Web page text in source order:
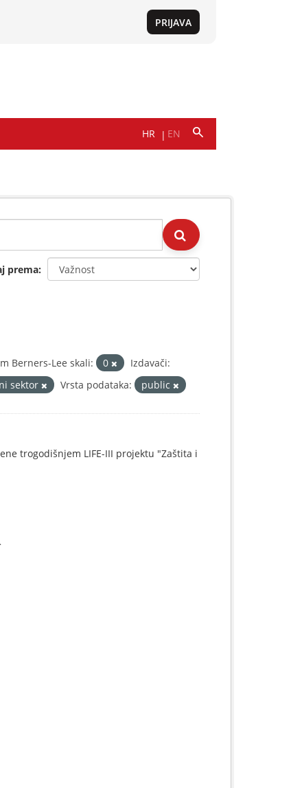
prema
Berners-Lee skali: 0
Izdavači:
sektor Vrsta podataka: public
trogodišnjem LIFE-III projektu "Zaštita i